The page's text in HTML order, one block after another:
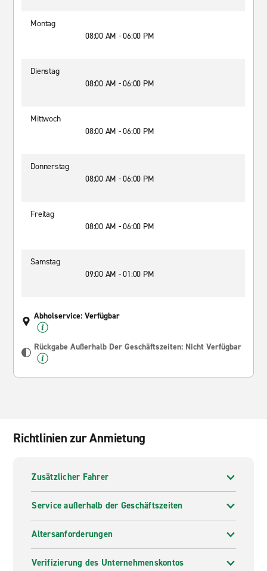
Montag
08:00 AM - 06:00 PM
Dienstag
08:00 AM - 06:00 PM
Mittwoch
08:00 AM - 06:00 PM
Donnerstag
08:00 AM - 06:00 PM
Freitag
08:00 AM - 06:00 PM
Samstag
09:00 AM - 01:00 PM
Abholservice: Verfügbar
Rückgabe Außerhalb Der Geschäftszeiten: Nicht Verfügbar
Richtlinien zur Anmietung
Zusätzlicher Fahrer
Service außerhalb der Geschäftszeiten
Altersanforderungen
Verifizierung des Unternehmenskontos